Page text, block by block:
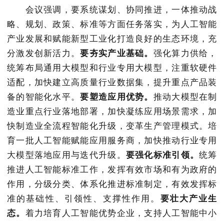
会议强调，要系统谋划、协同推进，一体推动战
略、规划、政策、标准等方面任务落实，为人工智能
产业发展和赋能新型工业化打造良好的生态环境，充
分激发创新活力。要夯实产业基础。 强化算力供给，
统筹布局通用大模型和行业专用大模型，注重软硬件
适配，加快建立高质量行业数据集，提升重点产品装
备的智能化水平。要塑造应用优势。 推动大模型在制
造业重点行业落地部署，加快凝练应用场景需求，加
快制造业全流程智能化升级，变革生产管理模式。培
育一批人工智能赋能应用服务商，加快推动行业专用
大模型落地应用与迭代升级。 要强化标准引领。统筹
推进人工智能标准工作，发挥有效市场和有为政府的
作用，分级分类、体系化推进标准制定，有效发挥标
准的基础性、引领性、支撑性作用。 要壮大产业生
态。 着力培育人工智能优势企业，支持人工智能中小